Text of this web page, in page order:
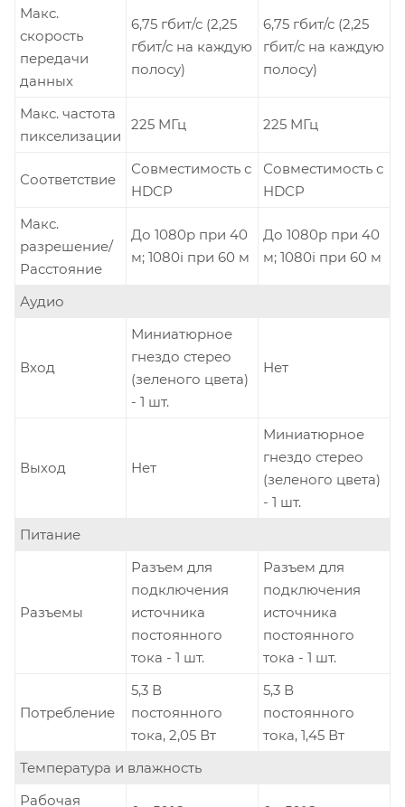
Макс.
скорость
передачи
данных
6,75 гбит/с (2,25
гбит/с на каждую
полосу)
6,75 гбит/с (2,25
гбит/с на каждую
полосу)
Макс. частота
пикселизации
225 MГц 225 MГц
Соответствие
Совместимость с
HDCP
Совместимость с
HDCP
Макс.
разрешение/
Расстояние
До 1080p при 40
м; 1080i при 60 м
До 1080p при 40
м; 1080i при 60 м
Аудио
Вход
Миниатюрное
гнездо стерео
(зеленого цвета)
- 1 шт.
Нет
Выход Нет
Миниатюрное
гнездо стерео
(зеленого цвета)
- 1 шт.
Питание
Разъемы
Разъем для
подключения
источника
постоянного
тока - 1 шт.
Разъем для
подключения
источника
постоянного
тока - 1 шт.
Потребление
5,3 В
постоянного
тока, 2,05 Вт
5,3 В
постоянного
тока, 1,45 Вт
Температура и влажность
Рабочая